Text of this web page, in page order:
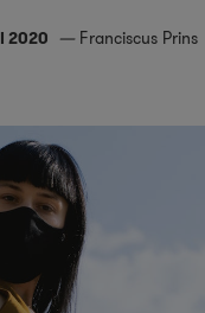
2020 Franciscus Prins